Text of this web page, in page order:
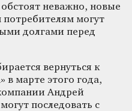
неважно, новые
потребителям могут
долгами перед
вернуться к
в марте этого года,
Андрей
последовать с